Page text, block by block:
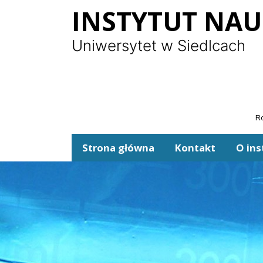
INSTYTUT
Uniwersytet w Siedlcach
Strona główna Kontakt O